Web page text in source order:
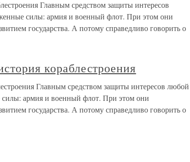
Главным средством защиты интересов
силы: армия и военный флот. При этом они
государства. А потому справедливо говорить о
кораблестроения
Главным средством защиты интересов любой
армия и военный флот. При этом они
государства. А потому справедливо говорить о